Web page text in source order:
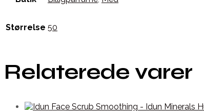
Størrelse 50
Relaterede varer